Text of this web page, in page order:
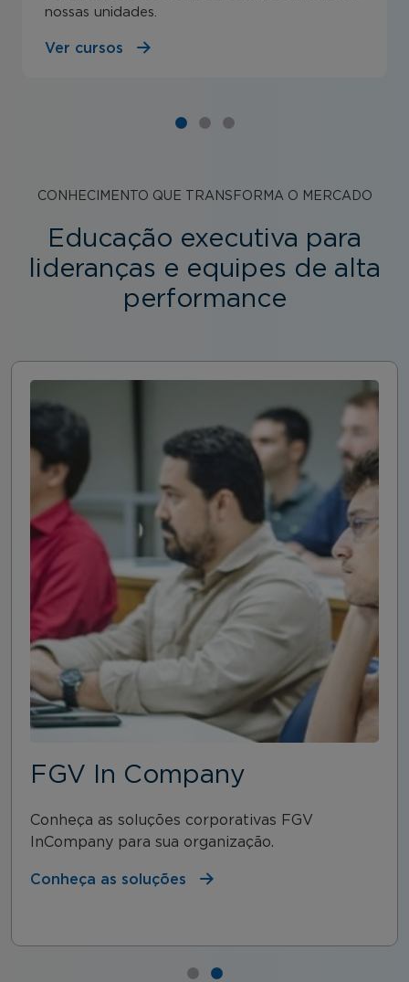
nossas unidades.
Ver cursos
CONHECIMENTO QUE TRANSFORMA O MERCADO
Educação executiva para
lideranças e equipes de alta
performance
FGV In Company
Conheça as soluções corporativas FGV
InCompany para sua organização.
Conheça as soluções